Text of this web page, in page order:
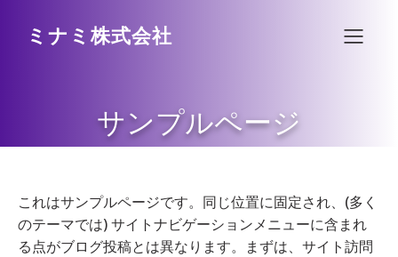
ミナミ株式会社
サンプルページ
これはサンプルページです。同じ位置に固定され、(多く
のテーマでは) サイトナビゲーションメニューに含まれ
る点がブログ投稿とは異なります。まずは、サイト訪問